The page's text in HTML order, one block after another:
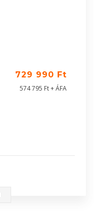
729 990 Ft
574 795 Ft + ÁFA